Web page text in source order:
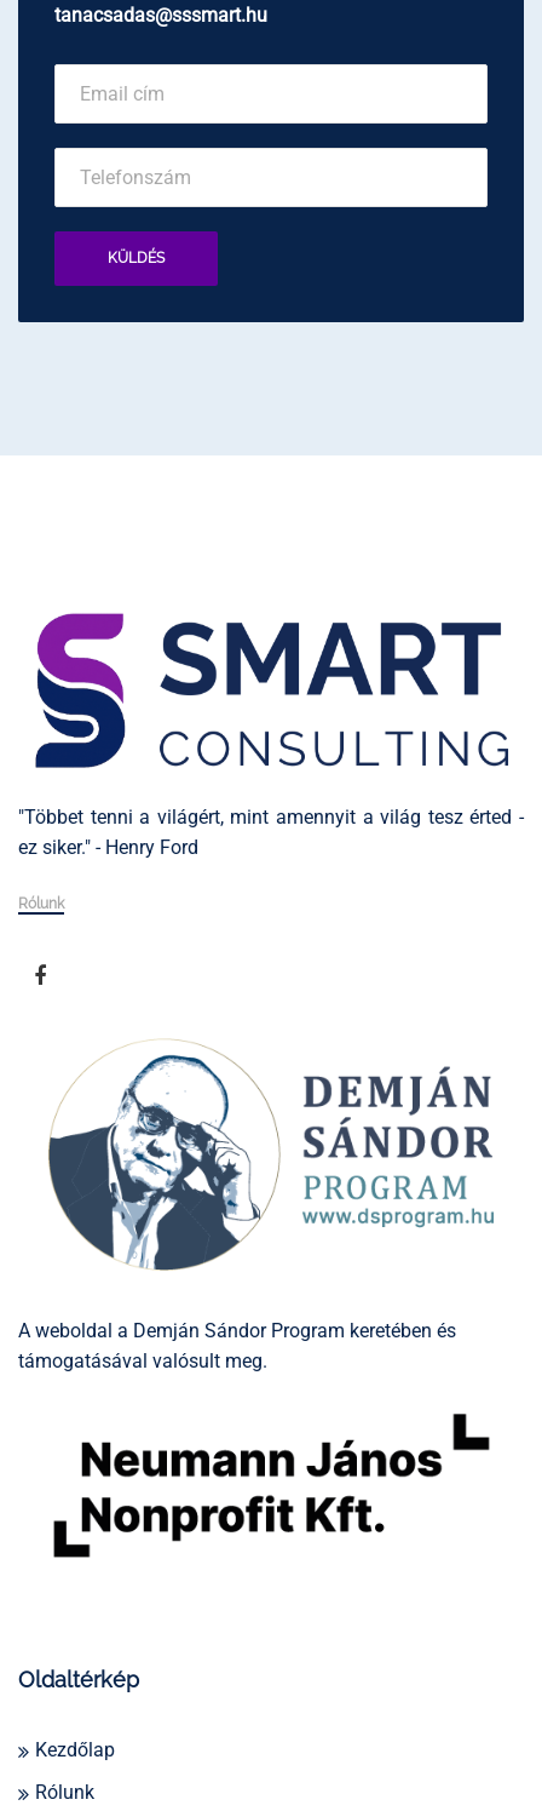
tanacsadas@sssmart.hu
"Többet tenni a világért, mint amennyit a világ tesz érted -
ez siker." - Henry Ford
Rólunk
A weboldal a Demján Sándor Program keretében és
támogatásával valósult meg.
Oldaltérkép
Kezdőlap
Rólunk